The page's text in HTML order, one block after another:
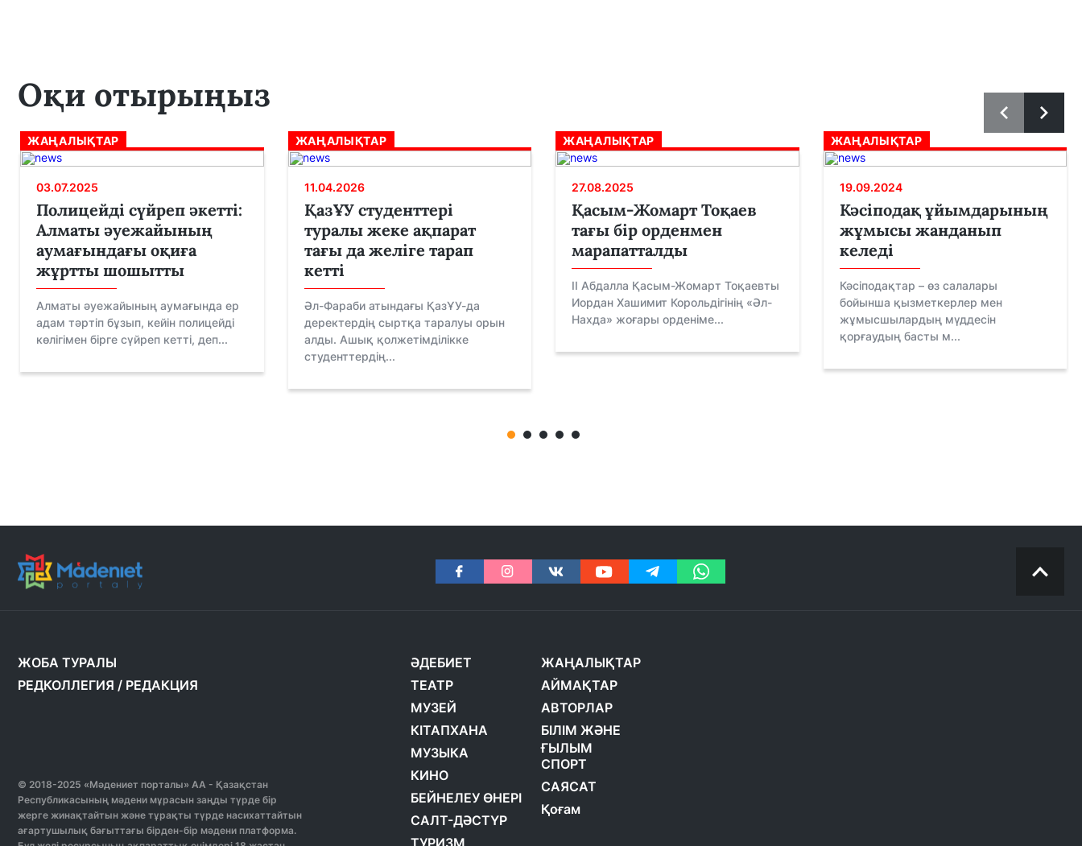
Оқи отырыңыз
ЖАҢАЛЫҚТАР
03.07.2025
Полицейді сүйреп әкетті:
Алматы әуежайының
аумағындағы оқиға
жұртты шошытты
Алматы әуежайының аумағында ер
адам тәртіп бұзып, кейін полицейді
көлігімен бірге сүйреп кетті, деп...
ЖАҢАЛЫҚТАР
11.04.2026
ҚазҰУ студенттері
туралы жеке ақпарат
тағы да желіге тарап
кетті
Әл-Фараби атындағы ҚазҰУ-да
деректердің сыртқа таралуы орын
алды. Ашық қолжетімділікке
студенттердің...
ЖАҢАЛЫҚТАР
27.08.2025
Қасым-Жомарт Тоқаев
тағы бір орденмен
марапатталды
ІІ Абдалла Қасым-Жомарт Тоқаевты
Иордан Хашимит Корольдігінің «Әл-
Нахда» жоғары орденіме...
ЖАҢАЛЫҚТАР
19.09.2024
Кәсіподақ ұйымдарының
жұмысы жанданып
келеді
Кәсіподақтар – өз салалары
бойынша қызметкерлер мен
жұмысшылардың мүддесін
қорғаудың басты м...
ЖОБА ТУРАЛЫ
РЕДКОЛЛЕГИЯ / РЕДАКЦИЯ
© 2018-2025 «Мәдениет порталы» АА - Қазақстан
Республикасының мәдени мұрасын заңды түрде бір
жерге жинақтайтын және тұрақты түрде насихаттайтын
ағартушылық бағыттағы бірден-бір мәдени платформа.
ӘДЕБИЕТ
ТЕАТР
МУЗЕЙ
КІТАПХАНА
МУЗЫКА
КИНО
БЕЙНЕЛЕУ ӨНЕРІ
САЛТ-ДӘСТҮР
ТУРИЗМ
ЖАҢАЛЫҚТАР
АЙМАҚТАР
АВТОРЛАР
БІЛІМ ЖӘНЕ
ҒЫЛЫМ
СПОРТ
САЯСАТ
Қоғам